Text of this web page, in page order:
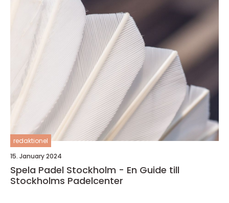
redaktionel
15. January 2024
Spela Padel Stockholm - En Guide till
Stockholms Padelcenter